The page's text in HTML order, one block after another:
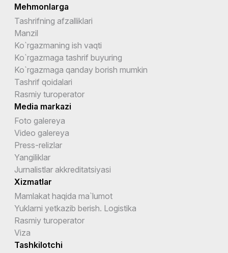
Mehmonlarga
Tashrifning afzalliklari
Manzil
Ko`rgazmaning ish vaqti
Ko`rgazmaga tashrif buyuring
Ko`rgazmaga qanday borish mumkin
Tashrif qoidalari
Rasmiy turoperator
Media markazi
Foto galereya
Video galereya
Press-relizlar
Yangiliklar
Jurnalistlar akkreditatsiyasi
Xizmatlar
Mamlakat haqida ma`lumot
Yuklarni yetkazib berish. Logistika
Rasmiy turoperator
Viza
Tashkilotchi